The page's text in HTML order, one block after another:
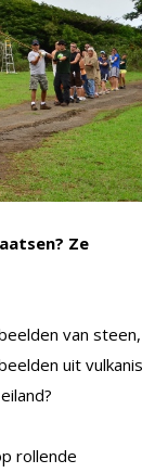
Ze
van
uit
rollende